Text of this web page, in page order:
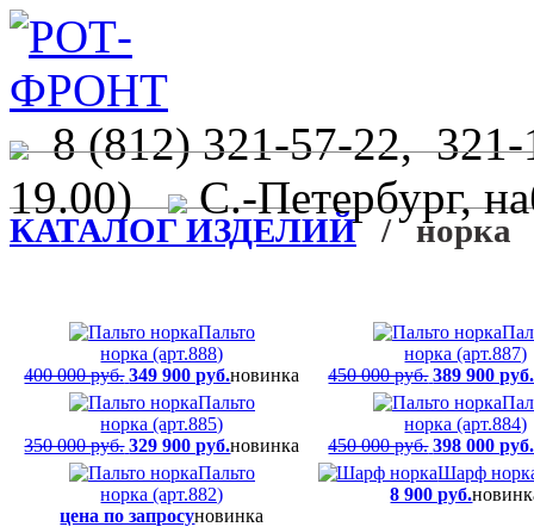
8 (812) 321-57-22,
19.00) С.-Петербург,
КАТАЛОГ ИЗДЕЛИЙ/ норка
Пальто
норка (арт.888)
400 000 руб. 349 900 руб.новинка
норка (арт.887)
450 000 руб. 389 900 руб.
Пальто
норка (арт.885)
350 000 руб. 329 900 руб.новинка
норка (арт.884)
450 000 руб. 398 000 руб.
Пальто
норка (арт.882)
цена по запросуновинка
Шарф
8 900 руб.